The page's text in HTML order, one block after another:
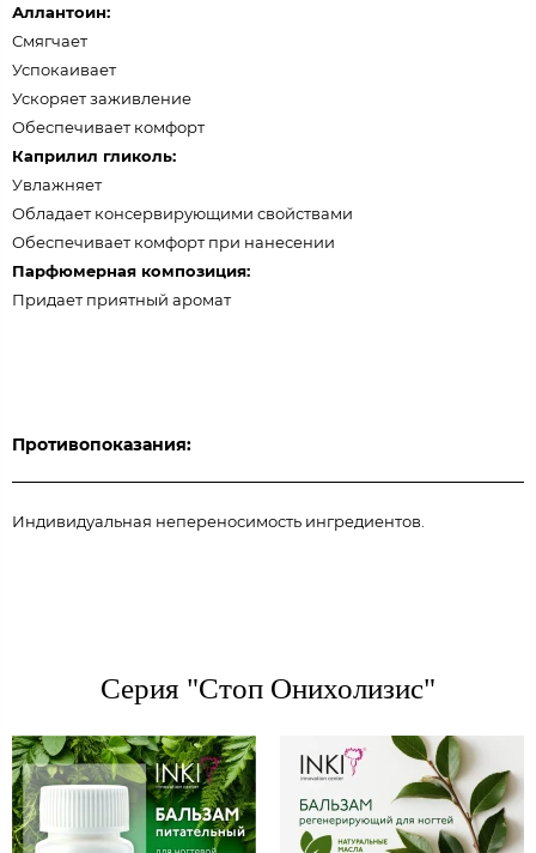
Аллантоин:
Смягчает
Успокаивает
Ускоряет заживление
Обеспечивает комфорт
Каприлил гликоль:
Увлажняет
Обладает консервирующими свойствами
Обеспечивает комфорт при нанесении
Парфюмерная композиция:
Придает приятный аромат
Противопоказания:
Индивидуальная непереносимость ингредиентов.
Серия "Стоп Онихолизис"